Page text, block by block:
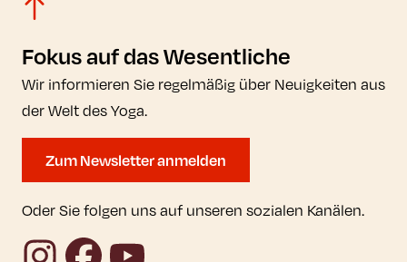
Fokus auf das Wesentliche
Wir informieren Sie regelmäßig über Neuigkeiten aus
der Welt des Yoga.
Zum Newsletter anmelden
Oder Sie folgen uns auf unseren sozialen Kanälen.
InstagramFacebookYouTube